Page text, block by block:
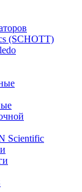
(SCHOTT)
Scientific